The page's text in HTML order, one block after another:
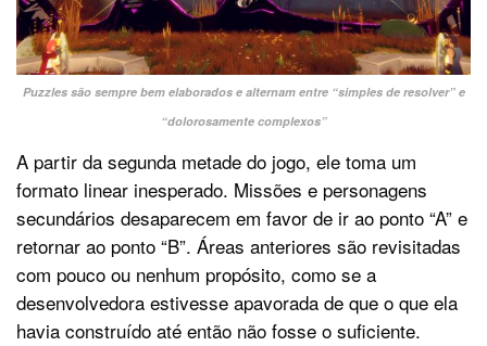
Puzzles são sempre bem elaborados e alternam entre “simples de resolver” e
“dolorosamente complexos”
A partir da segunda metade do jogo, ele toma um
formato linear inesperado. Missões e personagens
secundários desaparecem em favor de ir ao ponto “A” e
retornar ao ponto “B”. Áreas anteriores são revisitadas
com pouco ou nenhum propósito, como se a
desenvolvedora estivesse apavorada de que o que ela
havia construído até então não fosse o suficiente.